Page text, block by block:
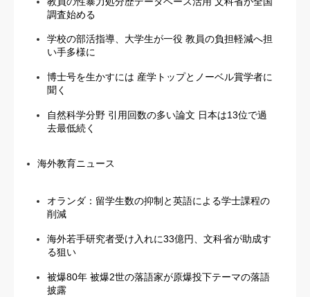
調査始める
学校の部活指導、大学生が一役 教員の負担軽減へ担
い手多様に
博士号を生かすには 産学トップとノーベル賞学者に
聞く
自然科学分野 引用回数の多い論文 日本は13位で過
去最低続く
海外教育ニュース
オランダ：留学生数の抑制と英語による学士課程の
削減
海外若手研究者受け入れに33億円、文科省が助成す
る狙い
被爆80年 被爆2世の落語家が原爆投下テーマの落語
披露